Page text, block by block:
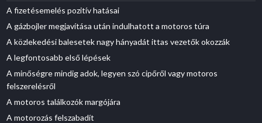
A fizetésemelés pozitív hatásai
A gázbojler megjavítása után indulhatott a motoros túra
A közlekedési balesetek nagy hányadát ittas vezetők okozzák
A legfontosabb első lépések
A minőségre mindig adok, legyen szó cipőről vagy motoros
felszerelésről
A motoros találkozók margójára
A motorozás felszabadít